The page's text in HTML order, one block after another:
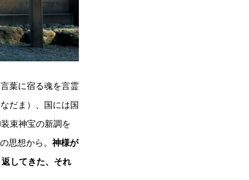
葉に宿る魂を言霊
だま）、国には国
束神宝の新調を
の思想から。神様が
してきた、それ